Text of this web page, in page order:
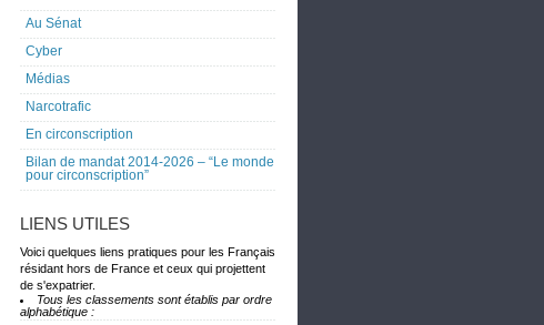
Au Sénat
Cyber
Médias
Narcotrafic
En circonscription
Bilan de mandat 2014-2026 – “Le monde
pour circonscription”
LIENS UTILES
Voici quelques liens pratiques pour les Français
résidant hors de France et ceux qui projettent
de s'expatrier.
Tous les classements sont établis par ordre
alphabétique :